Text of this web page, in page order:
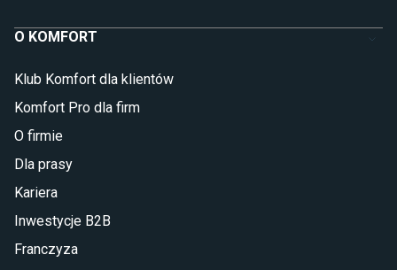
O KOMFORT
Klub Komfort dla klientów
Komfort Pro dla firm
O firmie
Dla prasy
Kariera
Inwestycje B2B
Franczyza